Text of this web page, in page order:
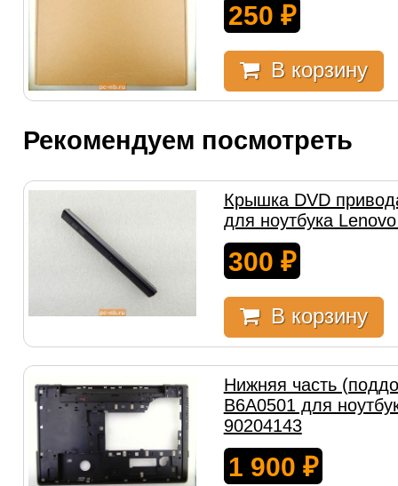
250 ₽
В корзину
Рекомендуем посмотреть
Крышка DVD
для ноутбука
300 ₽
В корзину
Нижняя часть
B6A0501 для
90204143
1 900 ₽